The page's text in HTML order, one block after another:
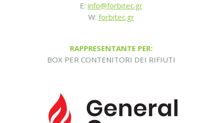
E: info@forbitec.gr
W: forbitec.gr
RAPPRESENTANTE PER:
BOX PER CONTENITORI DEI RIFIUTI